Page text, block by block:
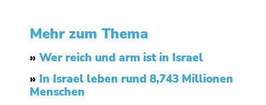
Mehr zum Thema
» Wer reich und arm ist in Israel
» In Israel leben rund 8,743 Millionen
Menschen